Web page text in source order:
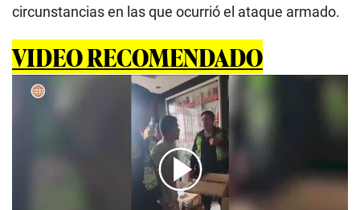
circunstancias en las que ocurrió el ataque armado.
VIDEO RECOMENDADO